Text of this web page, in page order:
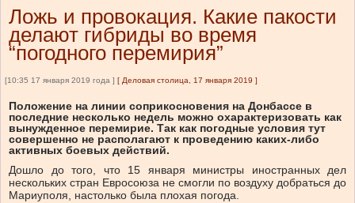
Ложь и провокация. Какие пакости
делают гибриды во время
“погодного перемирия”
[10:35 17 января 2019 года ] [ Деловая столица, 17 января 2019 ]
Положение на линии соприкосновения на Донбассе в
последние несколько недель можно охарактеризовать как
вынужденное перемирие. Так как погодные условия тут
совершенно не располагают к проведению каких-либо
активных боевых действий.
Дошло до того, что 15 января министры иностранных дел
нескольких стран Евросоюза не смогли по воздуху добраться до
Мариуполя, настолько была плохая погода.